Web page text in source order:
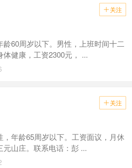
 关注
60周岁以下。男性，上班时间十二
健康，工资2300元， ...
 关注
年龄65周岁以下。工资面议，月休
山庄。联系电话：彭 ...